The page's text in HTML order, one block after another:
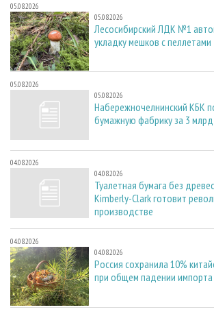
05.08.2026
05.08.2026
Лесосибирский ЛДК №1
укладку мешков с пеллетами
05.08.2026
05.08.2026
Набережночелнинский КБК
бумажную фабрику за 3
04.08.2026
04.08.2026
Туалетная бумага без
Kimberly-Clark готовит
производстве
04.08.2026
04.08.2026
Россия сохранила 10%
при общем падении импорта